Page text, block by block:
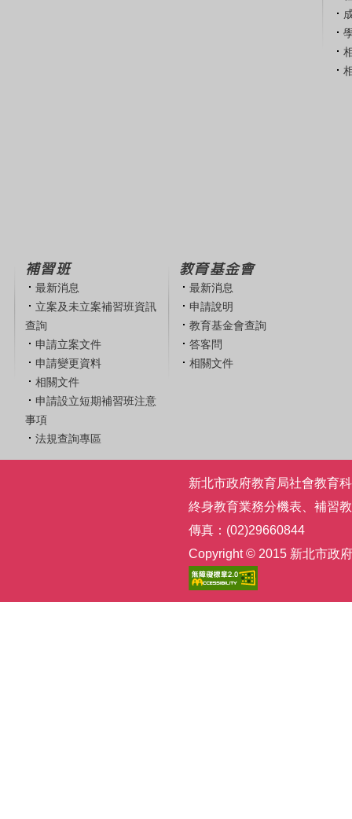
補習班
最新消息
立案及未立案補習班資訊
查詢
申請立案文件
申請變更資料
相關文件
申請設立短期補習班注意
事項
法規查詢專區
教育基金會
最新消息
申請說明
教育基金會查詢
答客問
相關文件
新北市政府教育局社會教育
終身教育業務分機表
補習
傳真：(02)29660844
Copyright © 2015 新北市政